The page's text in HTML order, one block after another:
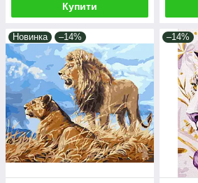
Купити
Новинка –14% –14%